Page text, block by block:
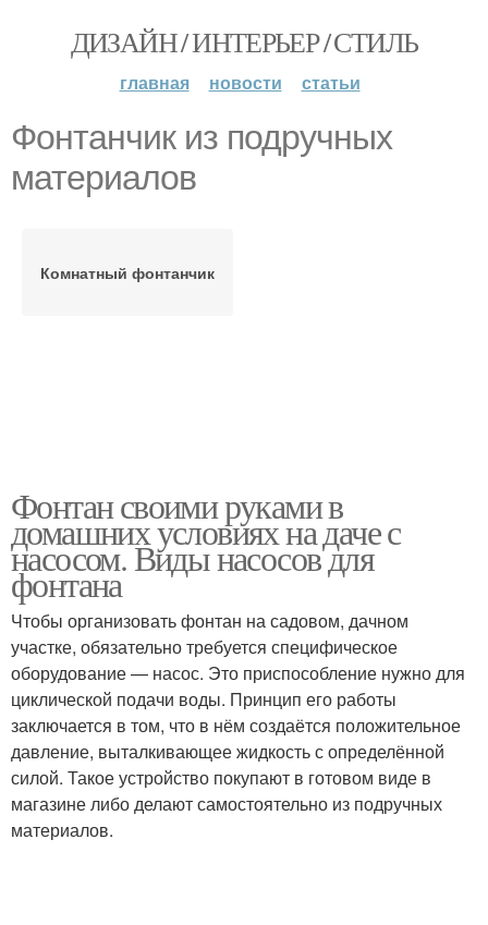
ДИЗАЙН / ИНТЕРЬЕР / СТИЛЬ
главная новости статьи
Фонтанчик из подручных
материалов
Комнатный фонтанчик
Фонтан своими руками в
домашних условиях на даче с
насосом. Виды насосов для
фонтана
Чтобы организовать фонтан на садовом, дачном
участке, обязательно требуется специфическое
оборудование — насос. Это приспособление нужно для
циклической подачи воды. Принцип его работы
заключается в том, что в нём создаётся положительное
давление, выталкивающее жидкость с определённой
силой. Такое устройство покупают в готовом виде в
магазине либо делают самостоятельно из подручных
материалов.